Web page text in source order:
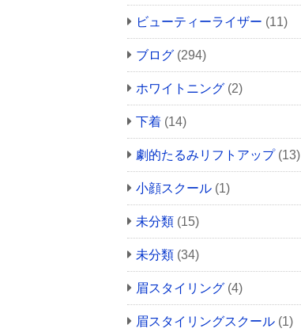
ビューティーライザー (11)
ブログ (294)
ホワイトニング (2)
下着 (14)
劇的たるみリフトアップ(13)
小顔スクール (1)
未分類 (15)
未分類 (34)
眉スタイリング (4)
眉スタイリングスクール (1)